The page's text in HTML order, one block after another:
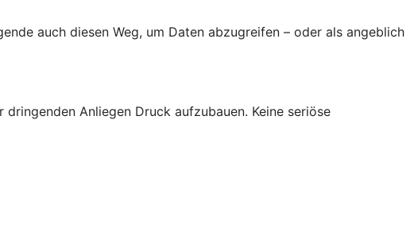
auch diesen Weg, um Daten abzugreifen – oder als angeblich
Anliegen Druck aufzubauen. Keine seriöse